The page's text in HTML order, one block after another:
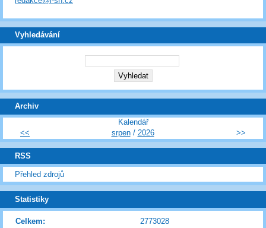
Vyhledávání
Archiv
Kalendář
<<
srpen/ 2026 >>
RSS
Přehled zdrojů
Statistiky
Celkem: 2773028